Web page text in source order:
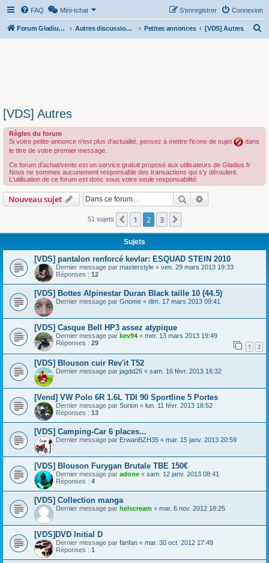
FAQ Mini-tchat Connexion
S’enregistrer
Forum Gladius SFV 650 Autres discussions... Petites annonces [VDS] Autres
h
[VDS] Autres
Règles du forum
Si votre petite-annonce n'est plus d'actualité, pensez à mettre l'icone de sujet
dans
le titre de votre premier message.
Ce forum d'achat/vente est un service gratuit proposé aux utilisateurs de Gladius.fr
Nous ne sommes aucunement responsable des transactions qui s'y déroulent.
L'utilisation de ce forum est donc sous votre seule responsabilité.
Nouveau sujet Rechercher
51 sujets Précédente
1 2 3
Sujets
[VDS] pantalon renforcé kevlar: ESQUAD STEIN 2010
Dernier message par masterstyle « ven. 29 mars 2013 19:33
Réponses : 12
[VDS] Bottes Alpinestar Duran Black taille 10 (44.5)
Dernier message par Gnome « dim. 17 mars 2013 09:41
[VDS] Casque Bell HP3 assez atypique
Dernier message par kev94 « mer. 13 mars 2013 19:49
Réponses : 29 1 2
[VDS] Blouson cuir Rev'it T52
Dernier message par jagdd26 « sam. 16 févr. 2013 16:32
[Vend] VW Polo 6R 1.6L TDI 90 Sportline 5 Portes
Dernier message par Surion « lun. 11 févr. 2013 18:52
Réponses : 13
[VDS] Camping-Car 6 places...
Dernier message par ErwanBZH35 « mar. 15 janv. 2013 20:59
[VDS] Blouson Furygan Brutale TBE 150€
Dernier message par adone « sam. 12 janv. 2013 08:41
Réponses : 4
[VDS] Collection manga
Dernier message par helscream « mar. 6 nov. 2012 18:25
[VDS]DVD Initial D
Dernier message par fanfan « mar. 30 oct. 2012 17:49
Réponses : 1